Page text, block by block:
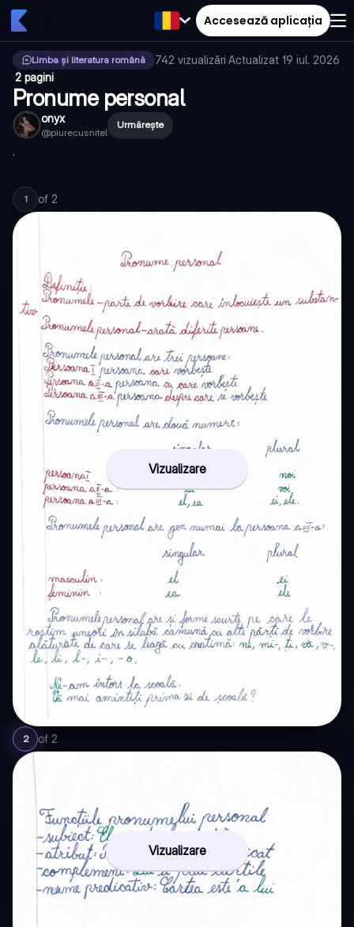
Accesează aplicația
Limba și literatura română 742 vizualizări·Actualizat 19 iul. 2026
·2 pagini
Pronume personal
onyx
@piurecusnitel
Urmărește
.
1 of 2
Vizualizare
2 of 2
Vizualizare